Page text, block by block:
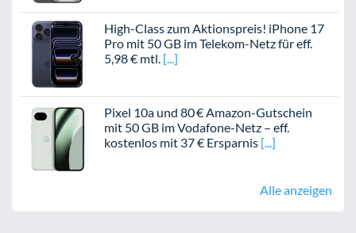
High-Class zum Aktionspreis! iPhone 17
Pro mit 50 GB im Telekom-Netz für eff.
5,98 € mtl.
Pixel 10a und 80 € Amazon-Gutschein
mit 50 GB im Vodafone-Netz – eff.
kostenlos mit 37 € Ersparnis
Alle anzeigen